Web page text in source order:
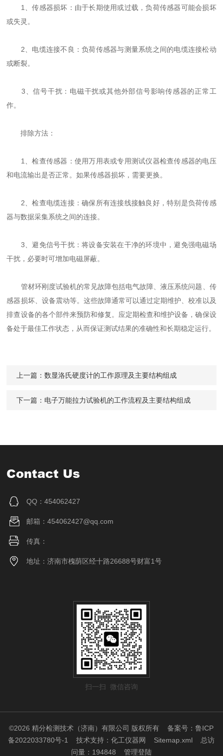
1、传感器损坏：由于长期使用或过载，负荷传感器可能会损坏
或失灵。
2、电缆连接不良：负荷传感器与测量系统之间的电缆连接松动
或断裂。
3、信号干扰：电磁干扰或其他外部信号影响传感器的正常工
作。
排除方法：
1、检查传感器：使用万用表或专用测试仪器检查传感器的电压
和电流输出是否正常。如果传感器损坏，需要更换。
2、检查电缆连接：确保所有连接线接触良好，特别是负荷传感
器与数据采集系统之间的连接。
3、避免信号干扰：将设备安装在干净的环境中，避免强电磁场
干扰，必要时可增加电磁屏蔽。
管材环刚度试验机的常见故障包括电气故障、液压系统问题、传
感器损坏、设备震动等。这些故障通常可以通过定期维护、校准以及
排查设备的各个部件来预防和修复。应定期检查和维护设备，确保设
备处于最佳工作状态，从而保证测试结果的准确性和长期稳定运行。
上一篇：数显洛氏硬度计的工作原理及主要结构组成
下一篇： 电子万能拉力试验机的工作流程及主要结构组成
Contact Us
QQ：454062427
邮箱：454062427@qq.com
传真：
地址：济南市槐荫区经十路26688号财富1号
扫一扫 微信咨询
©2026 精分检测技术（济南）有限公司 版权所有备案号：鲁ICP
备2022033780号-1
技术支持：化工仪器网 Sitemap.xml 总访
问量：194848 管理登陆